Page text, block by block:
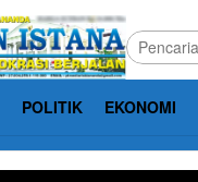
POLITIK EKONOMI